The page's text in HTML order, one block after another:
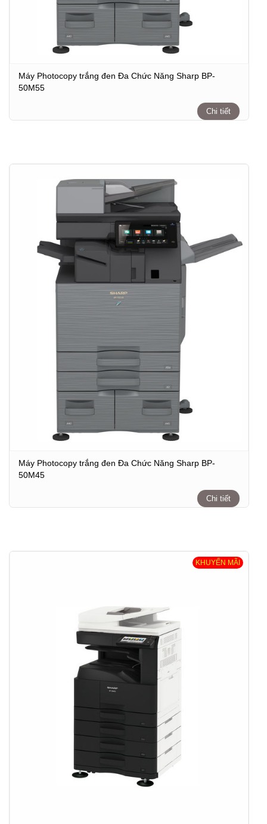
Máy Photocopy trắng đen Đa Chức Năng Sharp BP-
50M55
Chi tiết
Máy Photocopy trắng đen Đa Chức Năng Sharp BP-
50M45
Chi tiết
KHUYẾN MÃI